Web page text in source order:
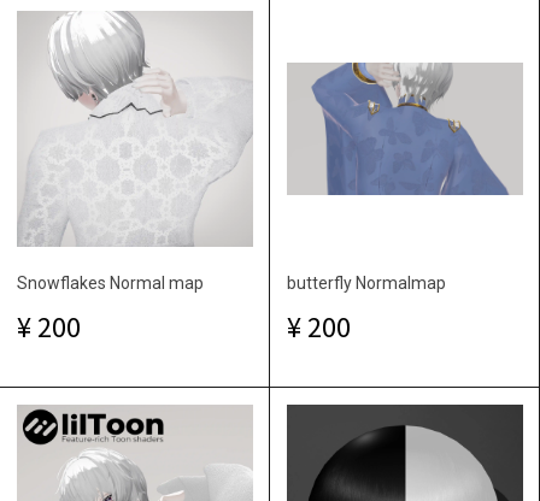
Snowflakes Normal map
200
butterfly Normalmap
200